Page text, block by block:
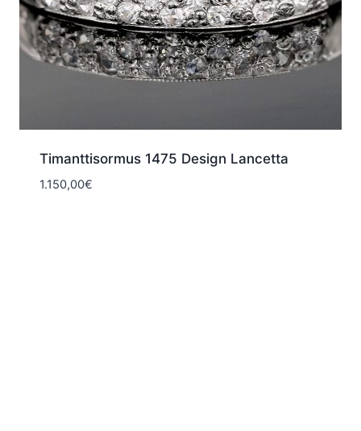
Timanttisormus 1475 Design Lancetta
1.150,00€